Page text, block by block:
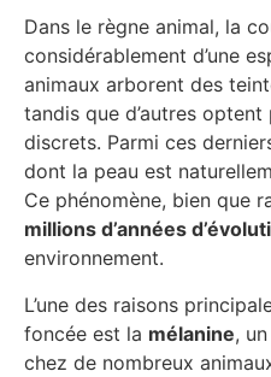
Dans le règne animal, la
considérablement d’une
animaux arborent des
tandis que d’autres
discrets. Parmi ces
dont la peau est
Ce phénomène, bien que
millions d’années
environnement.
L’une des raisons
foncée est la mélanine,
chez de nombreux